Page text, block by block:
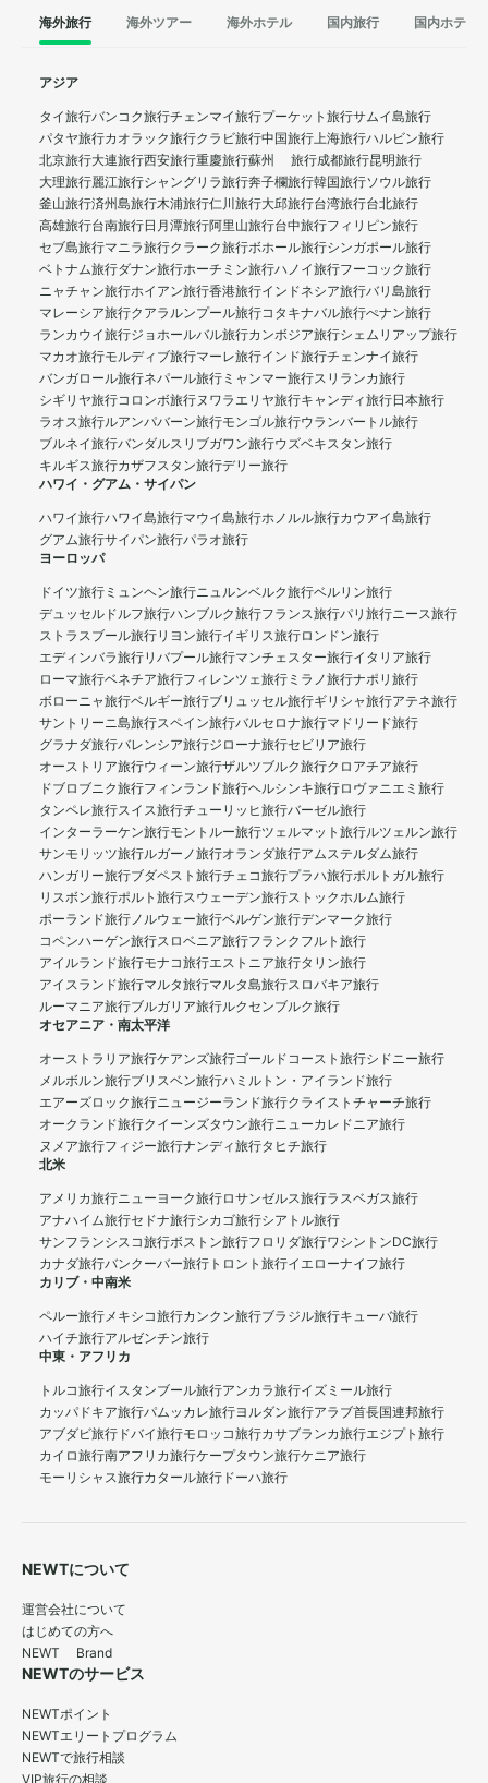
海外旅行 海外ツアー 海外ホテル 国内旅行 国内ホテル
アジア
タイ旅行バンコク旅行チェンマイ旅行プーケット旅行サムイ島旅行
パタヤ旅行カオラック旅行クラビ旅行中国旅行上海旅行ハルビン旅行
北京旅行大連旅行西安旅行重慶旅行蘇州 旅行成都旅行昆明旅行
大理旅行麗江旅行シャングリラ旅行奔子欄旅行韓国旅行ソウル旅行
釜山旅行済州島旅行木浦旅行仁川旅行大邱旅行台湾旅行台北旅行
高雄旅行台南旅行日月潭旅行阿里山旅行台中旅行フィリピン旅行
セブ島旅行マニラ旅行クラーク旅行ボホール旅行シンガポール旅行
ベトナム旅行ダナン旅行ホーチミン旅行ハノイ旅行フーコック旅行
ニャチャン旅行ホイアン旅行香港旅行インドネシア旅行バリ島旅行
マレーシア旅行クアラルンプール旅行コタキナバル旅行ぺナン旅行
ランカウイ旅行ジョホールバル旅行カンボジア旅行シェムリアップ旅行
マカオ旅行モルディブ旅行マーレ旅行インド旅行チェンナイ旅行
バンガロール旅行ネパール旅行 ミャンマー旅行スリランカ旅行
シギリヤ旅行コロンボ旅行ヌワラエリヤ旅行キャンディ旅行日本旅行
ラオス旅行ルアンパバーン旅行モンゴル旅行ウランバートル旅行
ブルネイ旅行バンダルスリブガワン旅行ウズベキスタン旅行
キルギス旅行カザフスタン旅行デリー旅行
ハワイ・グアム・サイパン
ハワイ旅行ハワイ島旅行マウイ島旅行ホノルル旅行カウアイ島旅行
グアム旅行サイパン旅行パラオ旅行
ヨーロッパ
ドイツ旅行 ミュンヘン旅行ニュルンベルク旅行ベルリン旅行
デュッセルドルフ旅行ハンブルク旅行フランス旅行パリ旅行ニース旅行
ストラスブール旅行リヨン旅行イギリス旅行ロンドン旅行
エディンバラ旅行リバプール旅行マンチェスター旅行イタリア旅行
ローマ旅行ベネチア旅行フィレンツェ旅行 ミラノ旅行ナポリ旅行
ボローニャ旅行ベルギー旅行ブリュッセル旅行ギリシャ旅行アテネ旅行
サントリーニ島旅行スペイン旅行バルセロナ旅行マドリード旅行
グラナダ旅行バレンシア旅行ジローナ旅行セビリア旅行
オーストリア旅行ウィーン旅行ザルツブルク旅行クロアチア旅行
ドブロブニク旅行フィンランド旅行ヘルシンキ旅行ロヴァニエミ旅行
タンペレ旅行スイス旅行チューリッヒ旅行バーゼル旅行
インターラーケン旅行モントルー旅行ツェルマット旅行ルツェルン旅行
サンモリッツ旅行ルガーノ旅行オランダ旅行アムステルダム旅行
ハンガリー旅行ブダペスト旅行チェコ旅行プラハ旅行ポルトガル旅行
リスボン旅行ポルト旅行スウェーデン旅行ストックホルム旅行
ポーランド旅行ノルウェー旅行ベルゲン旅行デンマーク旅行
コペンハーゲン旅行スロベニア旅行フランクフルト旅行
アイルランド旅行モナコ旅行エストニア旅行タリン旅行
アイスランド旅行マルタ旅行マルタ島旅行スロバキア旅行
ルーマニア旅行ブルガリア旅行ルクセンブルク旅行
オセアニア・南太平洋
オーストラリア旅行ケアンズ旅行ゴールドコースト旅行シドニー旅行
メルボルン旅行ブリスベン旅行ハミルトン・アイランド旅行
エアーズロック旅行ニュージーランド旅行クライストチャーチ旅行
オークランド旅行クイーンズタウン旅行ニューカレドニア旅行
ヌメア旅行フィジー旅行ナンディ旅行タヒチ旅行
北米
アメリカ旅行ニューヨーク旅行ロサンゼルス旅行ラスベガス旅行
アナハイム旅行セドナ旅行シカゴ旅行シアトル旅行
サンフランシスコ旅行ボストン旅行フロリダ旅行ワシントンDC旅行
カナダ旅行バンクーバー旅行 トロント旅行イエローナイフ旅行
カリブ・中南米
ペルー旅行メキシコ旅行カンクン旅行ブラジル旅行キューバ旅行
ハイチ旅行アルゼンチン旅行
中東・アフリカ
トルコ旅行イスタンブール旅行アンカラ旅行イズミール旅行
カッパドキア旅行パムッカレ旅行ヨルダン旅行アラブ首長国連邦旅行
アブダビ旅行 ドバイ旅行モロッコ旅行カサブランカ旅行エジプト旅行
カイロ旅行南アフリカ旅行ケープタウン旅行ケニア旅行
モーリシャス旅行カタール旅行 ドーハ旅行
NEWTについて
運営会社について
はじめての方へ
NEWT Brand
NEWTのサービス
NEWTポイント
NEWTエリートプログラム
NEWTで旅行相談
VIP旅行の相談